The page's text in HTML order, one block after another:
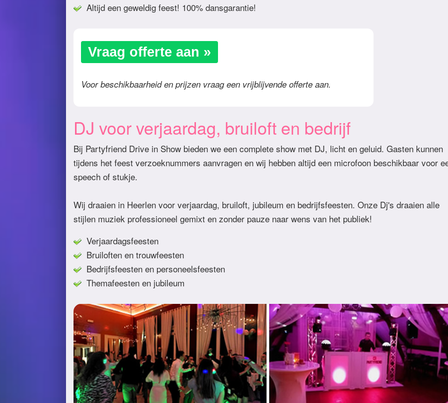
Altijd een geweldig feest! 100% dansgarantie!
Vraag offerte aan »
Voor beschikbaarheid en prijzen vraag een vrijblijvende offerte aan.
DJ voor verjaardag, bruiloft en bedrijf
Bij Partyfriend Drive in Show bieden we een complete show met DJ, licht en geluid. Gasten kunnen
tijdens het feest verzoeknummers aanvragen en wij hebben altijd een microfoon beschikbaar voor
speech of stukje.
Wij draaien in Heerlen voor verjaardag, bruiloft, jubileum en bedrijfsfeesten. Onze Dj's draaien alle
stijlen muziek professioneel gemixt en zonder pauze naar wens van het publiek!
Verjaardagsfeesten
Bruiloften en trouwfeesten
Bedrijfsfeesten en personeelsfeesten
Themafeesten en jubileum